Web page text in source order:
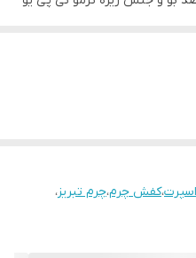
اگر پایی لاغر و یا نرمال دارید
،کفش چرم،چرم تبریز،